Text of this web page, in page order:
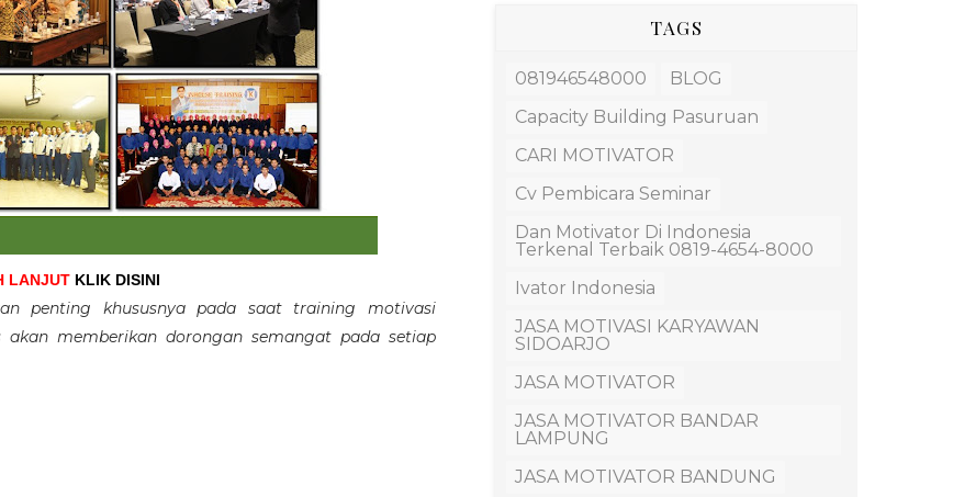
LANJUT KLIK DISINI
penting khususnya pada saat training motivasi
memberikan dorongan semangat pada setiap
TAGS
081946548000
BLOG
Capacity Building Pasuruan
CARI MOTIVATOR
Cv Pembicara Seminar
Dan Motivator Di Indonesia
Terkenal Terbaik 0819-4654-8000
Ivator Indonesia
JASA MOTIVASI KARYAWAN
SIDOARJO
JASA MOTIVATOR
JASA MOTIVATOR BANDAR
LAMPUNG
JASA MOTIVATOR BANDUNG